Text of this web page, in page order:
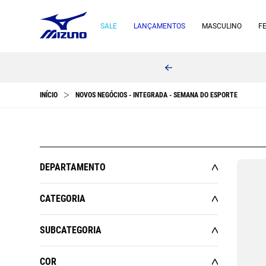
SALE LANÇAMENTOS MASCULINO
NOVOS NEGÓCIOS - INTEGRADA - SEMANA DO ESPORTE
DEPARTAMENTO
MASCULINO
FEMININO
CATEGORIA
ACESSÓRIOS
CALÇADOS
SUBCATEGORIA
COR